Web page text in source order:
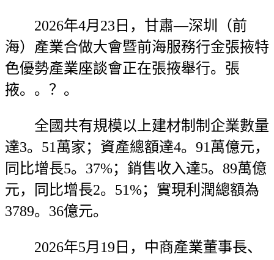
2026年4月23日，甘肅—深圳（前
海）產業合做大會暨前海服務行金張掖特
色優勢產業座談會正在張掖舉行。張
掖。。？。
全國共有規模以上建材制制企業數量
達3。51萬家；資產總額達4。91萬億元，
同比增長5。37%；銷售收入達5。89萬億
元，同比增長2。51%；實現利潤總額為
3789。36億元。
2026年5月19日，中商產業董事長、